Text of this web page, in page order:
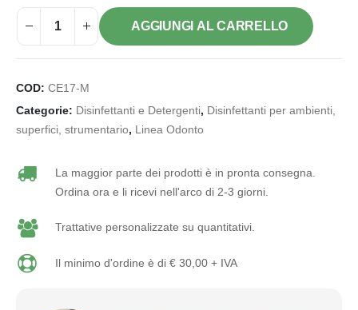
AGGIUNGI AL CARRELLO
COD: CE17-M
Categorie: Disinfettanti e Detergenti, Disinfettanti per ambienti,
superfici, strumentario, Linea Odonto
La maggior parte dei prodotti è in pronta consegna.
Ordina ora e li ricevi nell'arco di 2-3 giorni.
Trattative personalizzate su quantitativi.
Il minimo d'ordine è di € 30,00 + IVA